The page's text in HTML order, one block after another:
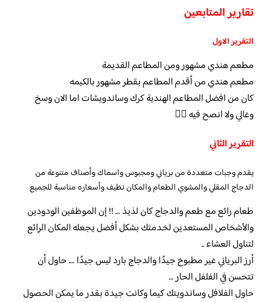
تقارير المتابعين
التقرير الاول
مطعم هندي مشهور ومن المطاعم القديمة
مطعم هندي من أقدم المطاعم بقطر مشهور بالكيمه
كان من افضل المطاعم الهندية كرك وساندويشات اما الان وسخ
وغالي ولا انصح فيه 👎🏼
التقرير الثاني
يقدم وجبات متعددة من برياني ومجبوس واسماك وأصناف متنوعة من
الدجاج المقلي والمشوي الطعام والمكان نظيف وأسعاره مناسبة للجميع
طعام رائع مع طعم والدجاج كان لذيذ … !! إن الموظفين الودودين
والأشخاص المستعدين لخدمتك بشكل أفضل يجعله المكان الرائع
لتناول العشاء ..
أرز البرياني غير مطبوخ جيدًا والدجاج بارد ليس جيدًا …. حاول أن
تتحسن في الفلفل الحار …
حاول الفلافل وساندويتك كيما وكانت جيدة بقدر ما يمكن الحصول